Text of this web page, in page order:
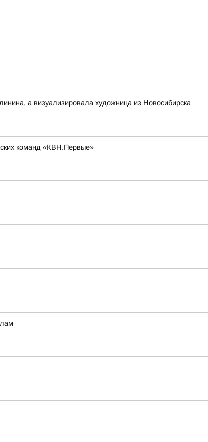
а визуализировала художница из Новосибирска
команд «КВН.Первые»